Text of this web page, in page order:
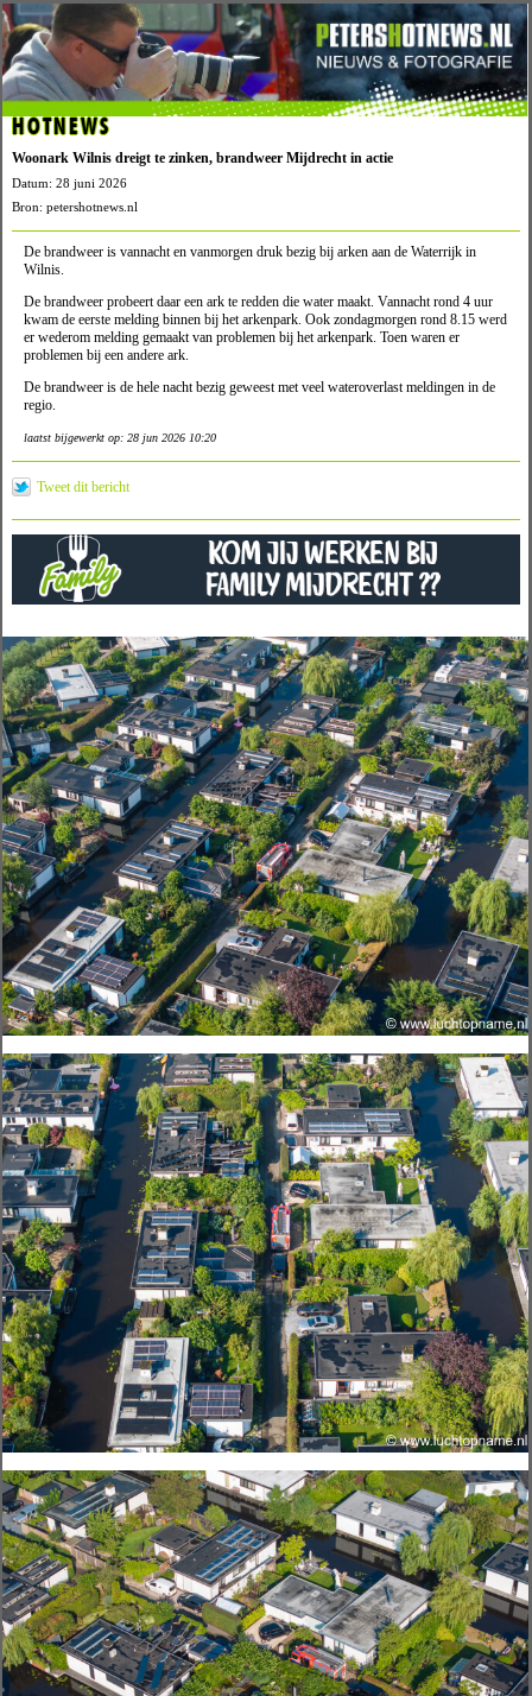
HOTNEWS
Woonark Wilnis dreigt te zinken, brandweer Mijdrecht in actie
Datum: 28 juni 2026
Bron: petershotnews.nl
De brandweer is vannacht en vanmorgen druk bezig bij arken aan de Waterrijk in
Wilnis.
De brandweer probeert daar een ark te redden die water maakt. Vannacht rond 4 uur
kwam de eerste melding binnen bij het arkenpark. Ook zondagmorgen rond 8.15 werd
er wederom melding gemaakt van problemen bij het arkenpark. Toen waren er
problemen bij een andere ark.
De brandweer is de hele nacht bezig geweest met veel wateroverlast meldingen in de
regio.
laatst bijgewerkt op: 28 jun 2026 10:20
Tweet dit bericht